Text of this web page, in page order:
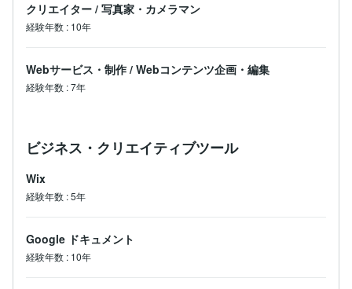
クリエイター / 写真家・カメラマン
経験年数 : 10年
Webサービス・制作 / Webコンテンツ企画・編集
経験年数 :7年
ビジネス・クリエイティブツール
Wix
経験年数 :5年
Google ドキュメント
経験年数 : 10年